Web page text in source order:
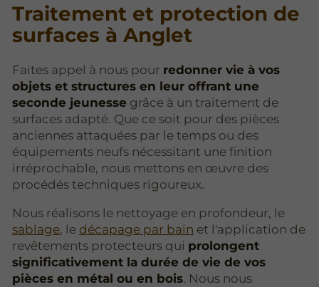
Traitement et protection de
surfaces à Anglet
Faites appel à nous pour redonner vie à vos
objets et structures en leur offrant une
seconde jeunesse grâce à un traitement de
surfaces adapté. Que ce soit pour des pièces
anciennes attaquées par le temps ou des
équipements neufs nécessitant une finition
irréprochable, nous mettons en œuvre des
procédés techniques rigoureux.
Nous réalisons le nettoyage en profondeur, le
sablage, le décapage par bain et l'application de
revêtements protecteurs qui prolongent
significativement la durée de vie de vos
pièces en métal ou en bois. Nous nous